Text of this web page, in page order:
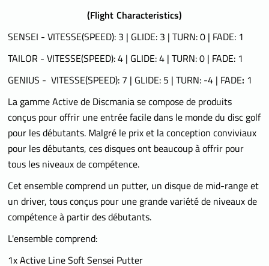
(Flight Characteristics)
SENSEI - VITESSE(SPEED): 3 | GLIDE: 3 | TURN: 0 | FADE: 1
TAILOR - VITESSE(SPEED): 4 | GLIDE: 4 | TURN: 0 | FADE: 1
GENIUS - VITESSE(SPEED): 7 | GLIDE: 5 | TURN: -4 | FADE: 1
La gamme Active de Discmania se compose de produits
conçus pour offrir une entrée facile dans le monde du disc golf
pour les débutants. Malgré le prix et la conception conviviaux
pour les débutants, ces disques ont beaucoup à offrir pour
tous les niveaux de compétence.
Cet ensemble comprend un putter, un disque de mid-range et
un driver, tous conçus pour une grande variété de niveaux de
compétence à partir des débutants.
L'ensemble comprend:
1x Active Line Soft Sensei Putter